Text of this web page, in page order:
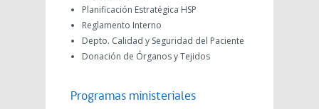
Planificación Estratégica HSP
Reglamento Interno
Depto. Calidad y Seguridad del Paciente
Donación de Órganos y Tejidos
Programas ministeriales